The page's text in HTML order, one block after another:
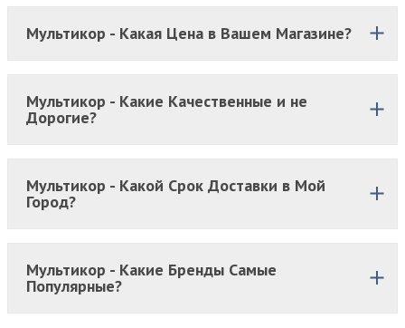
Мультикор - Какая Цена в Вашем Магазине?
Мультикор - Какие Качественные и не
Дорогие?
Мультикор - Какой Срок Доставки в Мой
Город?
Мультикор - Какие Бренды Самые
Популярные?